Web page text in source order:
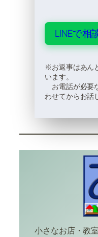
LINEで相
※お返事はあん
います。
お電話が必要
わせてからお話
小さなお店・教